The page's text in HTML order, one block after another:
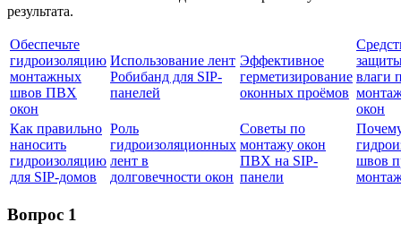
результата.
Обеспечьте
гидроизоляцию
монтажных
швов ПВХ
окон
Использование лент
Робибанд для SIP-
панелей
Эффективное
герметизирование
оконных проёмов
влаги
окон
Как правильно
наносить
гидроизоляцию
для SIP-домов
Роль
гидроизоляционных
лент в
долговечности окон
Советы по
монтажу окон
ПВХ на SIP-
панели
швов
Вопрос 1